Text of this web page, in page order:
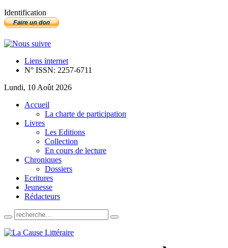
Identification
Liens internet
N° ISSN: 2257-6711
Lundi, 10 Août 2026
Accueil
La charte de participation
Livres
Les Editions
Collection
En cours de lecture
Chroniques
Dossiers
Ecritures
Jeunesse
Rédacteurs